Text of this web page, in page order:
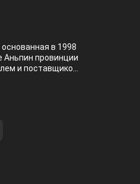
в 1998
Аньпин провинции
и поставщиком,